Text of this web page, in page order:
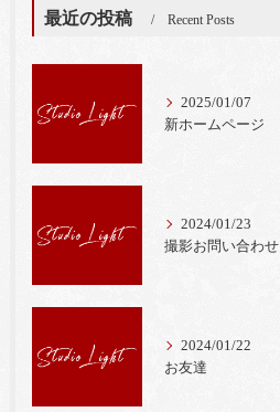
最近の投稿 Recent Posts
2025/01/07
新ホームページ
2024/01/23
撮影お問い合わせ
2024/01/22
お友達